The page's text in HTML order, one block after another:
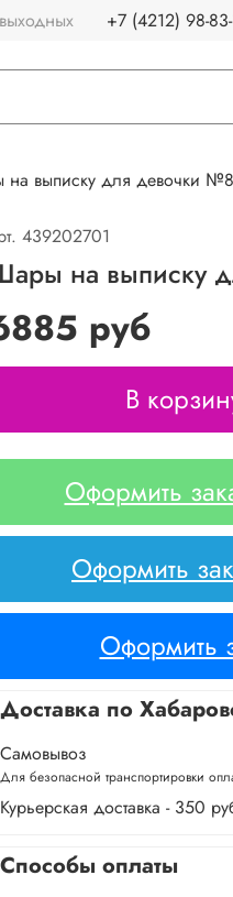
+7 (4212) 98-
выписку для девочки
439202701
на выписку
руб
В
Оформить
Оформить
Оформить
Доставка по
Самовывоз
Для безопасной транспортировки
Курьерская доставка - 350
Способы оплаты